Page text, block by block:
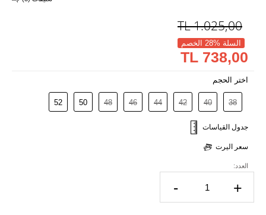
1.025,00
TL
السلة %28 الخصم
738,00 TL
اختر الحجم
38
40
42
44
46
48
50
52
جدول القياسات
سعر اليرت
العدد:
- +